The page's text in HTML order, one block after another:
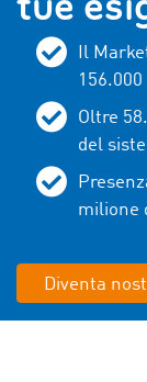
Il
156.000
Oltre
del
milione
Diventa